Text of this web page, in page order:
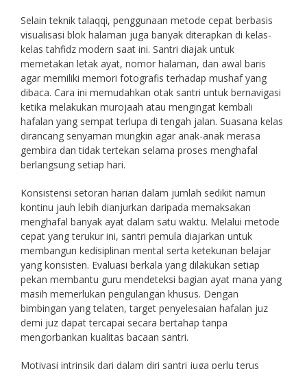
Selain teknik talaqqi, penggunaan metode cepat berbasis
visualisasi blok halaman juga banyak diterapkan di kelas-
kelas tahfidz modern saat ini. Santri diajak untuk
memetakan letak ayat, nomor halaman, dan awal baris
agar memiliki memori fotografis terhadap mushaf yang
dibaca. Cara ini memudahkan otak santri untuk bernavigasi
ketika melakukan murojaah atau mengingat kembali
hafalan yang sempat terlupa di tengah jalan. Suasana kelas
dirancang senyaman mungkin agar anak-anak merasa
gembira dan tidak tertekan selama proses menghafal
berlangsung setiap hari.
Konsistensi setoran harian dalam jumlah sedikit namun
kontinu jauh lebih dianjurkan daripada memaksakan
menghafal banyak ayat dalam satu waktu. Melalui metode
cepat yang terukur ini, santri pemula diajarkan untuk
membangun kedisiplinan mental serta ketekunan belajar
yang konsisten. Evaluasi berkala yang dilakukan setiap
pekan membantu guru mendeteksi bagian ayat mana yang
masih memerlukan pengulangan khusus. Dengan
bimbingan yang telaten, target penyelesaian hafalan juz
demi juz dapat tercapai secara bertahap tanpa
mengorbankan kualitas bacaan santri.
Motivasi intrinsik dari dalam diri santri juga perlu terus